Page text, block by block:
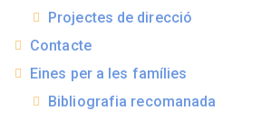
Projectes de direcció
Contacte
Eines per a les famílies
Bibliografia recomanada